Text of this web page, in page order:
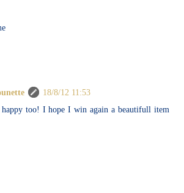
18/8/12 11:53
happy too! I hope I win again a beautifull item